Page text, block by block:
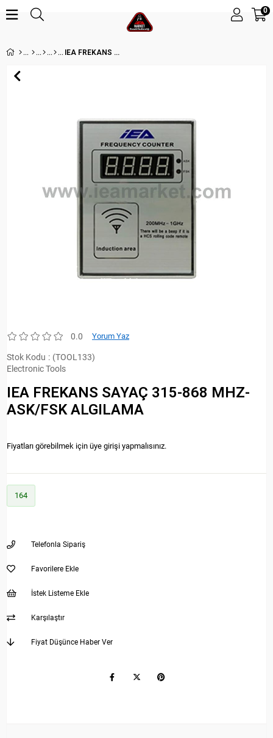
0
IEA FREKANS SAYAÇ 315-868 MHZ- ASK/FSK ALGILAMA
0.0 Yorum Yaz
Stok Kodu
(TOOL133)
Electronic Tools
IEA FREKANS SAYAÇ 315-868 MHZ-
ASK/FSK ALGILAMA
Fiyatları görebilmek için üye girişi yapmalısınız.
164
Telefonla Sipariş
Favorilere Ekle
İstek Listeme Ekle
Karşılaştır
Fiyat Düşünce Haber Ver